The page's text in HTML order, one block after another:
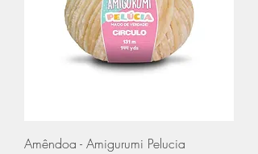
Amêndoa - Amigurumi Pelucia